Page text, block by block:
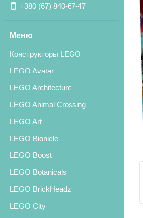
+380 (67) 840-67-47
Конструкторы LEGO
LEGO Avatar
LEGO Architecture
LEGO Animal Crossing
LEGO Art
LEGO Bionicle
LEGO Boost
LEGO Botanicals
LEGO BrickHeadz
LEGO City